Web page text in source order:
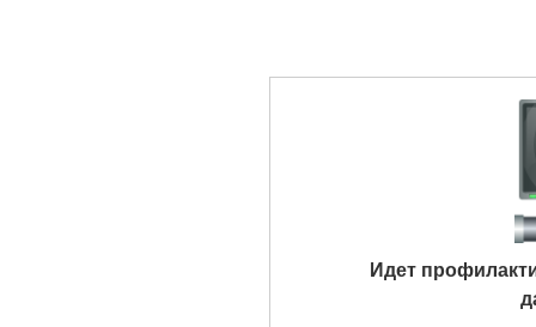
Идет